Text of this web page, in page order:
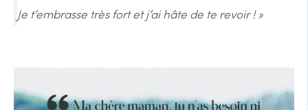
Je t’embrasse très fort et j’ai hâte de te revoir ! »